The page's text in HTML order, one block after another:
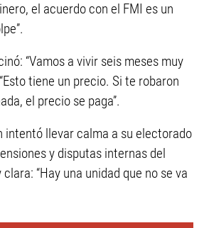
el acuerdo con el FMI es un
“Vamos a vivir seis meses muy
tiene un precio. Si te robaron
el precio se paga”.
intentó llevar calma a su electorado
y disputas internas del
“Hay una unidad que no se va